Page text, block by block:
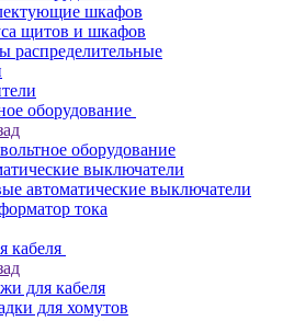
шкафов
щитов и шкафов
распределительные
оборудование
оборудование
выключатели
автоматические выключатели
тока
кабеля
для кабеля
для хомутов